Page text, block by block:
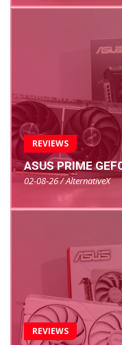
REVIEWS
ASUS PRIME
02-08-26 / AlternativeX
REVIEWS